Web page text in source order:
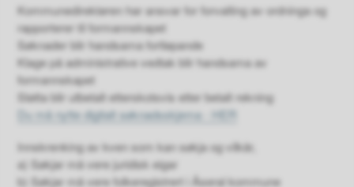
Kommunedirektøren har ansvar for forvalting av ordninga og
rapporterer til formannskapet
Søknader blir handsama fortløpande
Klage på administrative vedtak blir handsama av
formannskapet
Støtta blir utbetalt etterskotsvis etter betalt rekning
Du må nytte digitalt søknadsskjema - HER
Innskrenking av kven som kan søkja og vilkår,
a) Søkjar må vere juridisk eigar
b) Søkjar må vere folkeregistrert i Åseral kommune